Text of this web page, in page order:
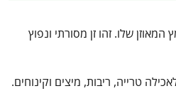
שלו. זהו זן מסורתי ונפוץ
טרייה, ריבות, מיצים וקינוחים.